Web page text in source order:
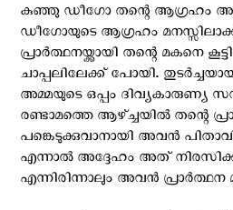
കുഞ്ഞു ഡീഗോ തന്റെ ആഗ്രഹം
ഡീഗോയുടെ ആഗ്രഹം
പ്രാര്‍ത്ഥനയ്ക്കായി തന്റെ മകനെ
ചാപ്പലിലേക്ക് പോയി.
അമ്മയുടെ ഒപ്പം ദിവ്യകാരുണ്യ
രണ്ടാമത്തെ ആഴ്ച്ചയില്‍ തന്റെ
പങ്കെടുക്കുവാനായി അവന്‍
എന്നാല്‍ അദ്ദേഹം അത്
എന്നിരിന്നാലും അവന്‍ പ്രാര്‍ത്ഥന